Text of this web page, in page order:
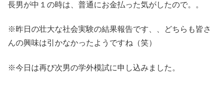
長男が中１の時は、普通にお金払った気がしたので。。
※昨日の壮大な社会実験の結果報告です、、どちらも皆さ
んの興味は引かなかったようですね（笑）
※今日は再び次男の学外模試に申し込みました。